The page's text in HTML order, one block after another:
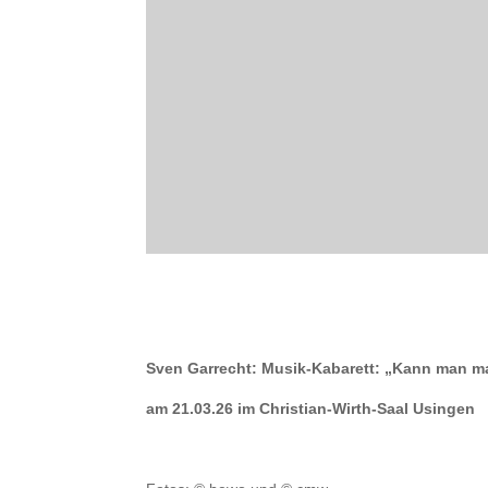
Sven Garrecht: Musik-Kabarett: „Kann man
am 21.03.26 im Christian-Wirth-Saal Usingen